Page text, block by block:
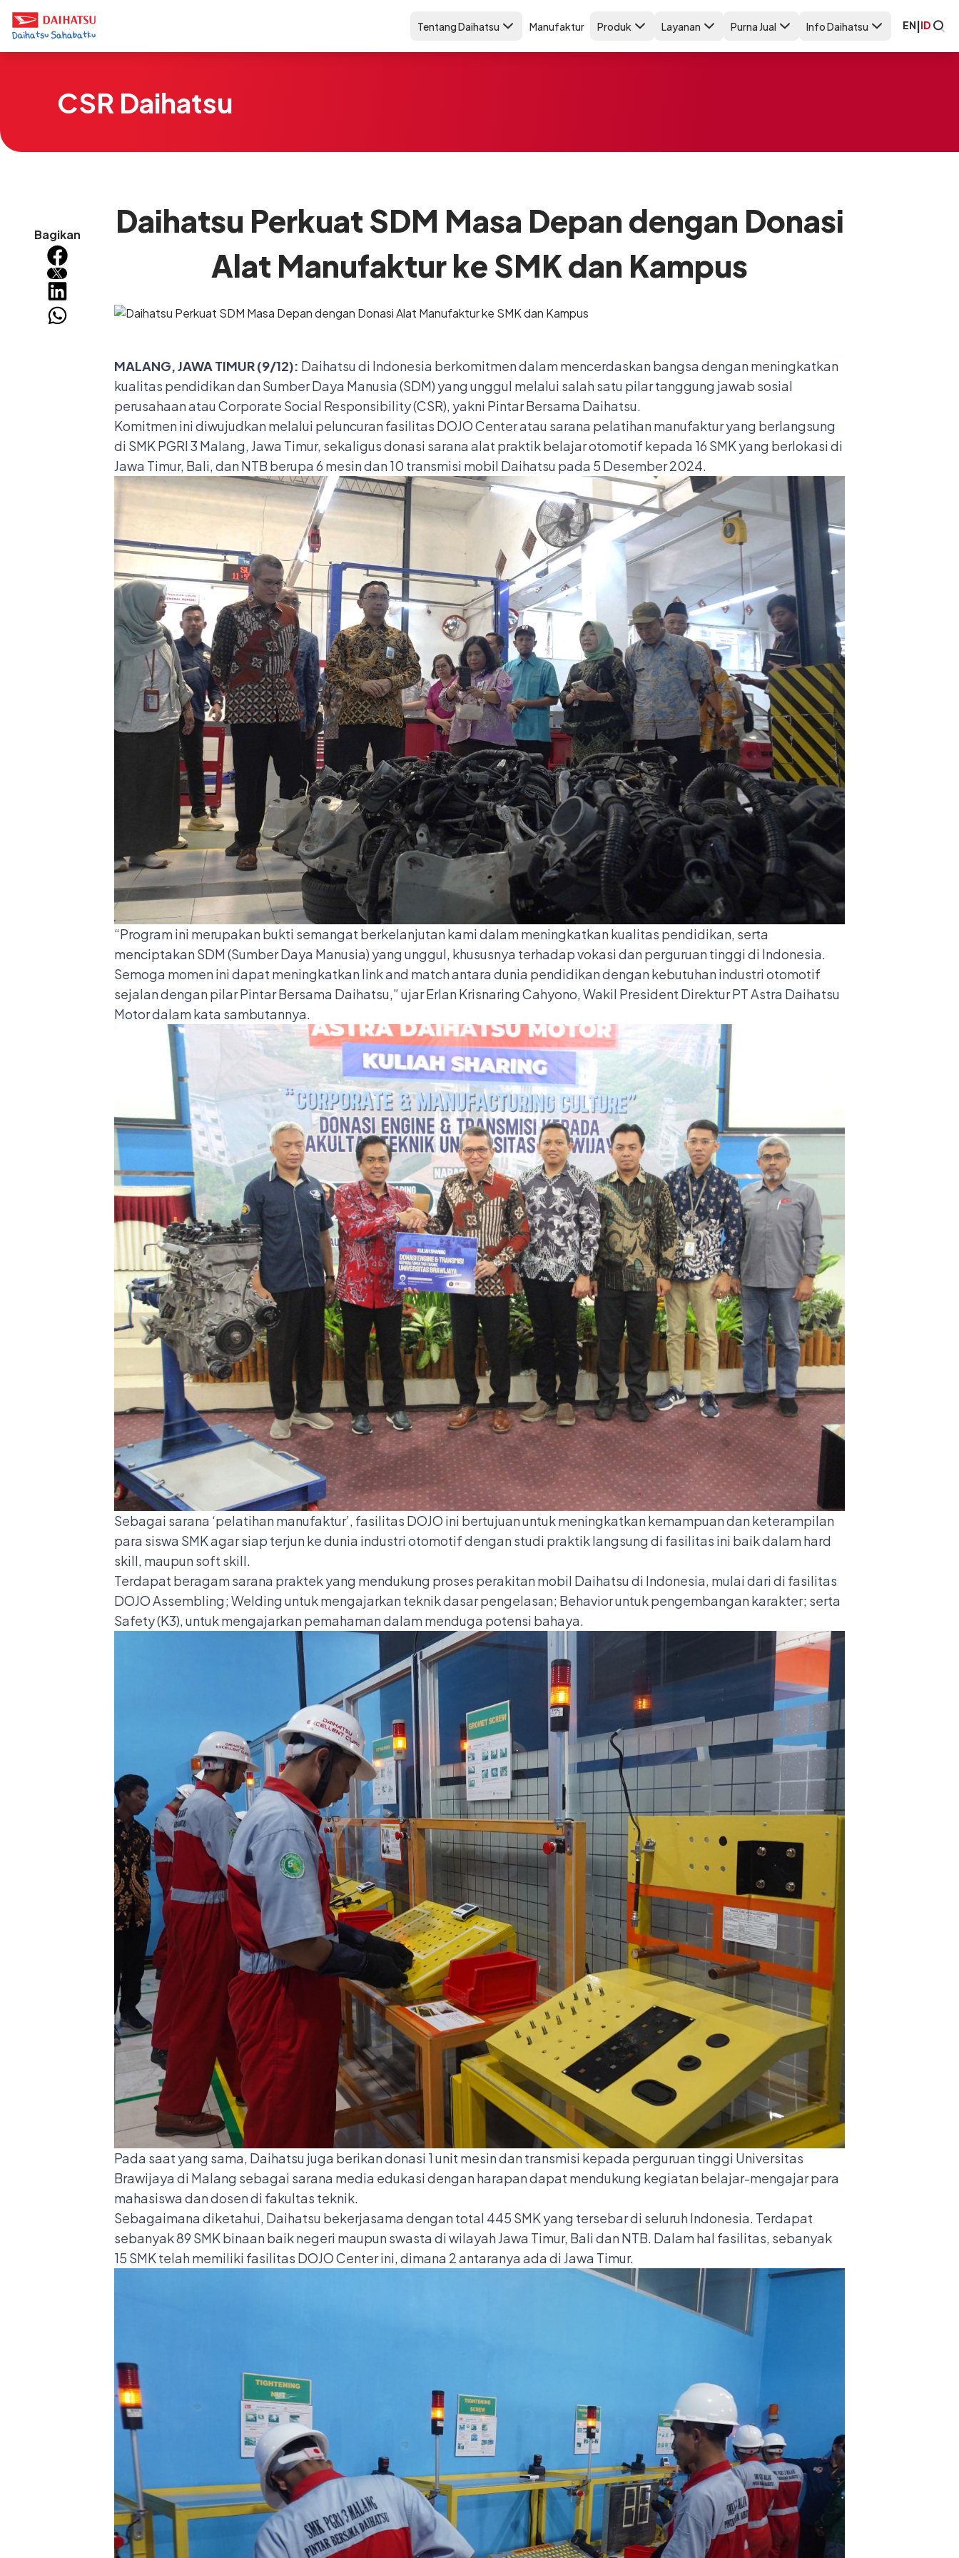
Tentang Daihatsu Manufaktur Produk Layanan Purna Jual Info Daihatsu EN|ID
CSR Daihatsu
Bagikan
Daihatsu Perkuat SDM Masa Depan dengan Donasi
Alat Manufaktur ke SMK dan Kampus
MALANG, JAWA TIMUR (9/12): Daihatsu di Indonesia berkomitmen dalam mencerdaskan bangsa dengan meningkatkan
kualitas pendidikan dan Sumber Daya Manusia (SDM) yang unggul melalui salah satu pilar tanggung jawab sosial
perusahaan atau Corporate Social Responsibility (CSR), yakni Pintar Bersama Daihatsu.
Komitmen ini diwujudkan melalui peluncuran fasilitas DOJO Center atau sarana pelatihan manufaktur yang berlangsung
di SMK PGRI 3 Malang, Jawa Timur, sekaligus donasi sarana alat praktik belajar otomotif kepada 16 SMK yang berlokasi di
Jawa Timur, Bali, dan NTB berupa 6 mesin dan 10 transmisi mobil Daihatsu pada 5 Desember 2024.
“Program ini merupakan bukti semangat berkelanjutan kami dalam meningkatkan kualitas pendidikan, serta
menciptakan SDM (Sumber Daya Manusia) yang unggul, khususnya terhadap vokasi dan perguruan tinggi di Indonesia.
Semoga momen ini dapat meningkatkan link and match antara dunia pendidikan dengan kebutuhan industri otomotif
sejalan dengan pilar Pintar Bersama Daihatsu,” ujar Erlan Krisnaring Cahyono, Wakil President Direktur PT Astra Daihatsu
Motor dalam kata sambutannya.
Sebagai sarana ‘pelatihan manufaktur’, fasilitas DOJO ini bertujuan untuk meningkatkan kemampuan dan keterampilan
para siswa SMK agar siap terjun ke dunia industri otomotif dengan studi praktik langsung di fasilitas ini baik dalam hard
skill, maupun soft skill.
Terdapat beragam sarana praktek yang mendukung proses perakitan mobil Daihatsu di Indonesia, mulai dari di fasilitas
DOJO Assembling; Welding untuk mengajarkan teknik dasar pengelasan; Behavior untuk pengembangan karakter; serta
Safety (K3), untuk mengajarkan pemahaman dalam menduga potensi bahaya.
Pada saat yang sama, Daihatsu juga berikan donasi 1 unit mesin dan transmisi kepada perguruan tinggi Universitas
Brawijaya di Malang sebagai sarana media edukasi dengan harapan dapat mendukung kegiatan belajar-mengajar para
mahasiswa dan dosen di fakultas teknik.
Sebagaimana diketahui, Daihatsu bekerjasama dengan total 445 SMK yang tersebar di seluruh Indonesia. Terdapat
sebanyak 89 SMK binaan baik negeri maupun swasta di wilayah Jawa Timur, Bali dan NTB. Dalam hal fasilitas, sebanyak
15 SMK telah memiliki fasilitas DOJO Center ini, dimana 2 antaranya ada di Jawa Timur.